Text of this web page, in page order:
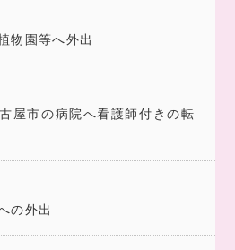
物園等へ外出
屋市の病院へ看護師付きの転
の外出